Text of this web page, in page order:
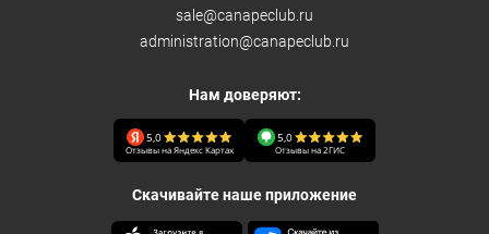
sale@canapeclub.ru
administration@canapeclub.ru
Нам доверяют:
5,0
Отзывы на Яндекс Картах
5,0
Отзывы на 2ГИС
Скачивайте наше приложение